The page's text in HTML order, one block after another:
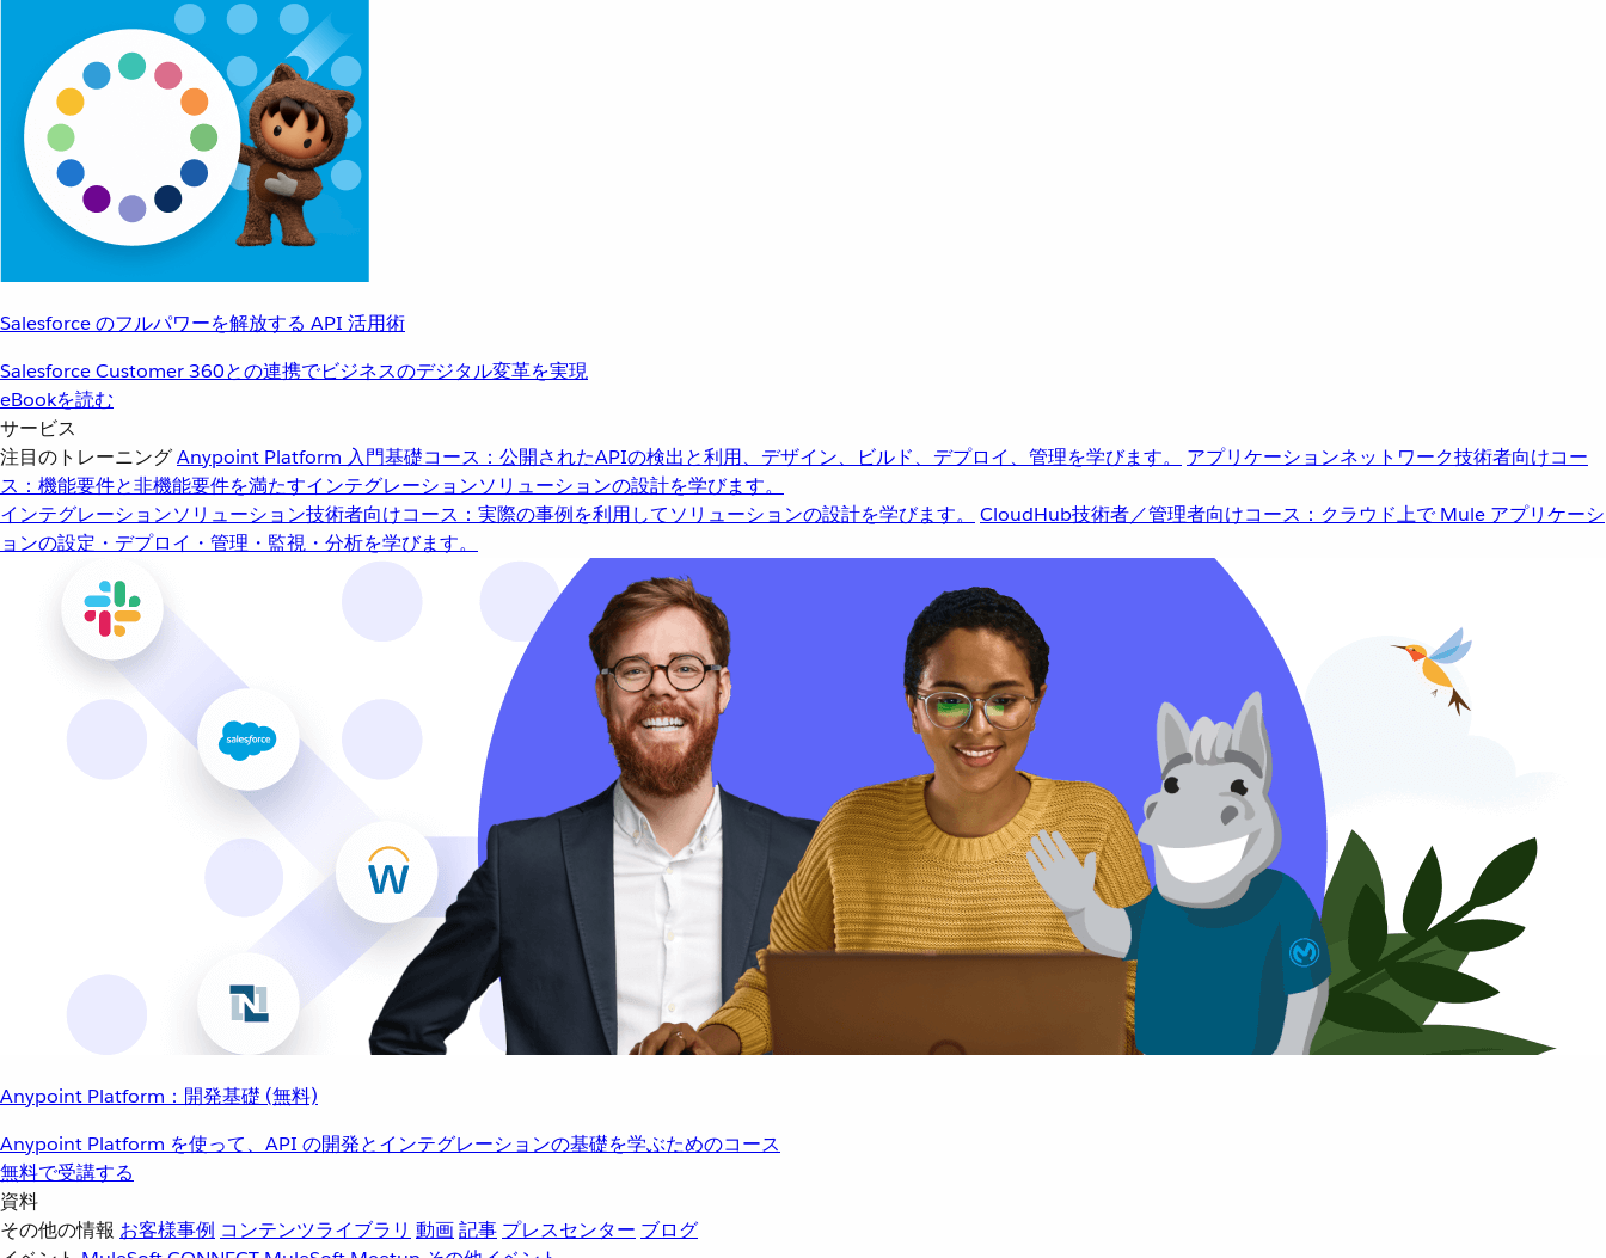
Salesforce のフルパワーを解放する API 活用術
Salesforce Customer 360との連携でビジネスのデジタル変革を実現
eBookを読む
サービス
注目のトレーニングAnypoint Platform 入門基礎コース：公開されたAPIの検出と利用、デザイン、ビルド、デプロイ、管理を学びます。 アプリケーションネットワーク技術者向けコー
ス：機能要件と非機能要件を満たすインテグレーションソリューションの設計を学びます。
インテグレーションソリューション技術者向けコース：実際の事例を利用してソリューションの設計を学びます。 CloudHub技術者／管理者向けコース：クラウド上で Mule アプリケーシ
ョンの設定・デプロイ・管理・監視・分析を学びます。
Anypoint Platform：開発基礎 (無料)
Anypoint Platform を使って、API の開発とインテグレーションの基礎を学ぶためのコース
無料で受講する
資料
その他の情報 お客様事例 コンテンツライブラリ 動画記事 プレスセンター ブログ